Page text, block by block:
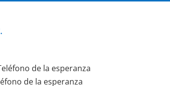
de la esperanza